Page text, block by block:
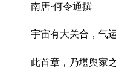
南唐·何令通撰
宇宙有大关合，气
此首章，乃堪舆家